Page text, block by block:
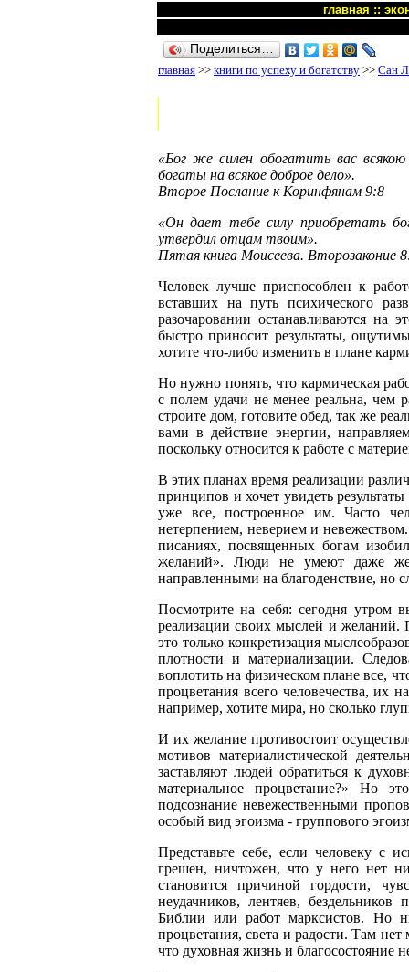
главная ::
Поделиться…
главная >> книги по успеху и богатству >> Сан
«Бог же силен обогатить вас
богаты на всякое доброе дело».
Второе Послание к Коринфянам 9:8
«Он дает тебе силу приобретать
утвердил отцам твоим».
Пятая книга Моисеева. Второзаконие
Человек лучше приспособлен к
вставших на путь психического
разочаровании останавливаются на
быстро приносит результаты,
хотите что-либо изменить в плане
Но нужно понять, что кармическая
с полем удачи не менее реальна, чем
строите дом, готовите обед, так же
вами в действие энергии,
поскольку относится к работе с
В этих планах время реализации
принципов и хочет увидеть
уже все, построенное им. Часто
нетерпением, неверием и
писаниях, посвященных богам
желаний». Люди не умеют даже
направленными на благоденствие, но
Посмотрите на себя: сегодня утром
реализации своих мыслей и желаний.
это только конкретизация
плотности и материализации.
воплотить на физическом плане все,
процветания всего человечества, их
например, хотите мира, но сколько
И их желание противостоит
мотивов материалистической
заставляют людей обратиться к
материальное процветание?» Но
подсознание невежественными
особый вид эгоизма - группового
Представьте себе, если человеку с
грешен, ничтожен, что у него нет
становится причиной гордости,
неудачников, лентяев,
Библии или работ марксистов. Но
процветания, света и радости. Там
что духовная жизнь и благосостояние